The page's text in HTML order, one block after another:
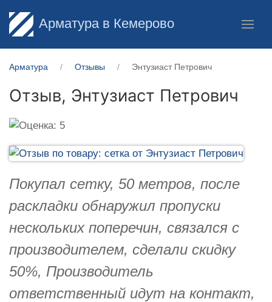
Арматура в Кемерово
Арматура Отзывы Энтузиаст Петрович
Отзыв, Энтузиаст Петрович
Покупал сетку, 50 метров, после
раскладки обнаружил пропуски
нескольких поперечин, связался с
производителем, сделали скидку
50%, Производитель
ответственный идут на контакт,